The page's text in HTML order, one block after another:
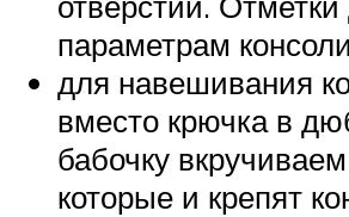
параметрам
для навешивания
вместо крючка в
бабочку
которые и крепят